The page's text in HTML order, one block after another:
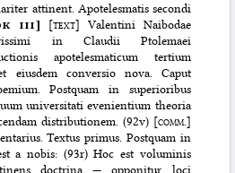
attinent. Apotelesmatis secondi
iii] [text] Valentini Naibodae
in Claudii Ptolemaei
apotelesmaticum tertium
eiusdem conversio nova. Caput
Postquam in superioribus
universitati evenientium theoria
distributionem. (92v) [comm.]
Textus primus. Postquam in
a nobis: (93r) Hoc est voluminis
doctrina — opponitur loci